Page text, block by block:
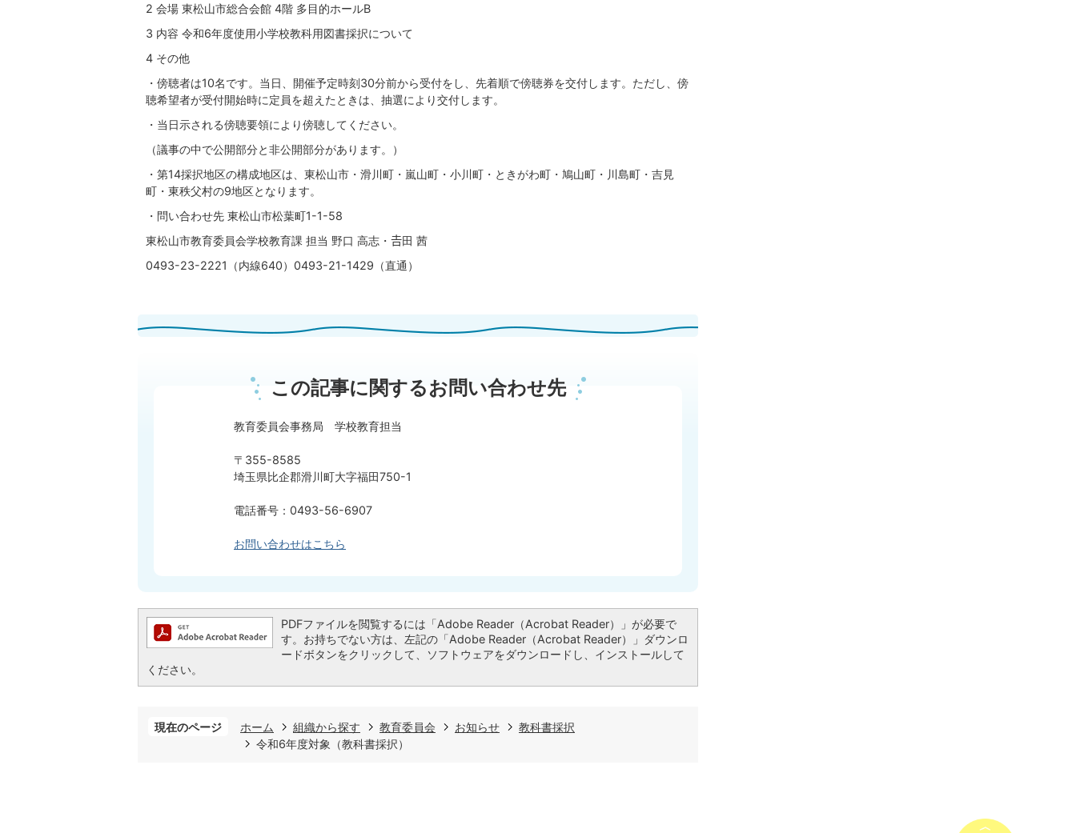
2 会場 東松山市総合会館 4階 多目的ホールB
3 内容 令和6年度使用小学校教科用図書採択について
4 その他
・傍聴者は10名です。当日、開催予定時刻30分前から受付をし、先着順で傍聴券を交付します。ただし、傍
聴希望者が受付開始時に定員を超えたときは、抽選により交付します。
・当日示される傍聴要領により傍聴してください。
（議事の中で公開部分と非公開部分があります。）
・第14採択地区の構成地区は、東松山市・滑川町・嵐山町・小川町・ときがわ町・鳩山町・川島町・吉見
町・東秩父村の9地区となります。
・問い合わせ先 東松山市松葉町1-1-58
東松山市教育委員会学校教育課 担当 野口 高志・𠮷田 茜
0493-23-2221（内線640）0493-21-1429（直通）
この記事に関するお問い合わせ先
教育委員会事務局 学校教育担当
〒355-8585
埼玉県比企郡滑川町大字福田750-1
電話番号：0493-56-6907
お問い合わせはこちら
PDFファイルを閲覧するには「Adobe Reader（Acrobat Reader）」が必要で
す。お持ちでない方は、左記の「Adobe Reader（Acrobat Reader）」ダウンロ
ードボタンをクリックして、ソフトウェアをダウンロードし、インストールして
ください。
現在のページ ホーム 組織から探す 教育委員会 お知らせ
教科書採択
令和6年度対象（教科書採択）